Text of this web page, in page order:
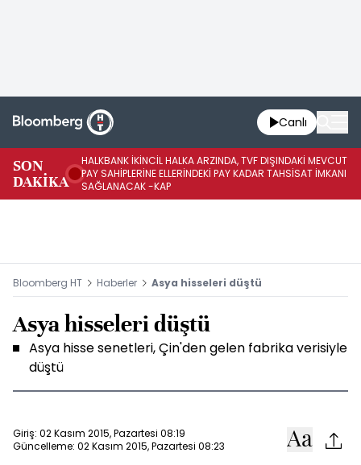
Canlı
SON
DAKİKA
HALKBANK İKİNCİL HALKA ARZINDA, TVF DIŞINDAKİ MEVCUT
PAY SAHİPLERİNE ELLERİNDEKİ PAY KADAR TAHSİSAT İMKANI
SAĞLANACAK -KAP
Bloomberg HT Haberler Asya hisseleri düştü
Asya hisseleri düştü
Asya hisse senetleri, Çin'den gelen fabrika verisiyle
düştü
Giriş: 02 Kasım 2015, Pazartesi 08:19
Güncelleme: 02 Kasım 2015, Pazartesi 08:23